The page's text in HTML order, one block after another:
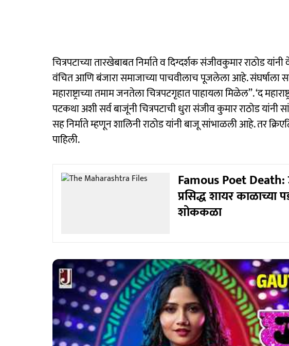
चित्रपटाच्या तारखेबाबत निर्माते व दिग्दर्शक संजीवकुमार राठोड
वंचित आणि बंजारा समाजाच्या पाचवीलाच पूजलेला आहे. संघर्षाला
महाराष्ट्राच्या तमाम जनतेला चित्रपटगृहात पाहायला मिळेल”. ‘द
पटकथा अशी सर्व बाजूंनी चित्रपटाची धुरा संजीव कुमार राठोड यांनी
सह निर्माते म्हणून शालिनी राठोड यांनी बाजू सांभाळली आहे. तर
पाहिली.
Famous Poet Death:
प्रसिद्ध शायर काळाच्या
शोककळा